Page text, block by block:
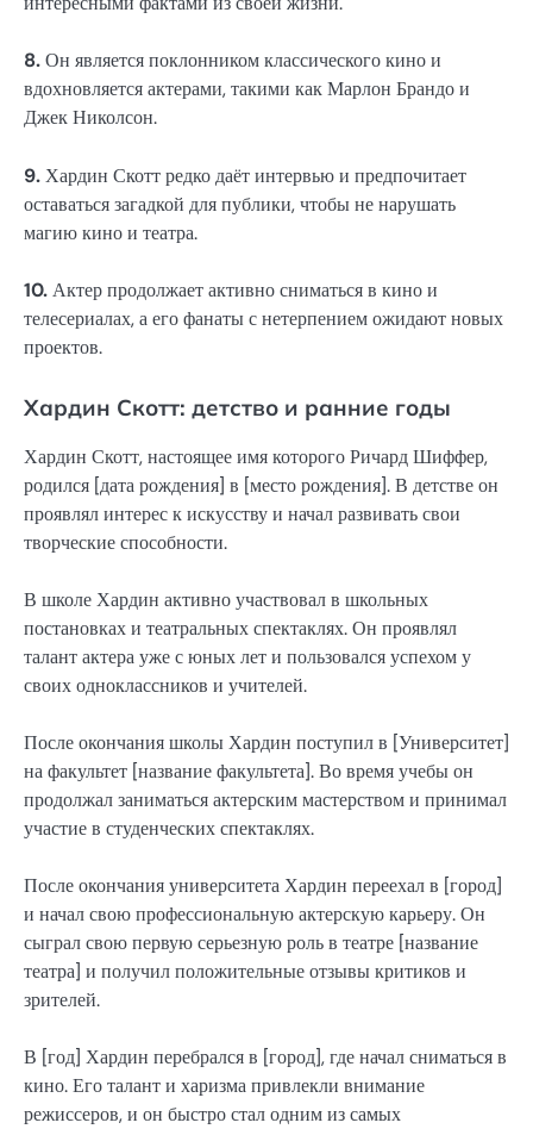
8.Он является поклонником классического кино и
вдохновляется актерами, такими как Марлон Брандо и
Джек Николсон.
9.Хардин Скотт редко даёт интервью и предпочитает
оставаться загадкой для публики, чтобы не нарушать
магию кино и театра.
10.Актер продолжает активно сниматься в кино и
телесериалах, а его фанаты с нетерпением ожидают новых
проектов.
Хардин Скотт: детство и ранние годы
Хардин Скотт, настоящее имя которого Ричард Шиффер,
родился [дата рождения] в [место рождения]. В детстве он
проявлял интерес к искусству и начал развивать свои
творческие способности.
В школе Хардин активно участвовал в школьных
постановках и театральных спектаклях. Он проявлял
талант актера уже с юных лет и пользовался успехом у
своих одноклассников и учителей.
После окончания школы Хардин поступил в [Университет]
на факультет [название факультета]. Во время учебы он
продолжал заниматься актерским мастерством и принимал
участие в студенческих спектаклях.
После окончания университета Хардин переехал в [город]
и начал свою профессиональную актерскую карьеру. Он
сыграл свою первую серьезную роль в театре [название
театра] и получил положительные отзывы критиков и
зрителей.
В [год] Хардин перебрался в [город], где начал сниматься в
кино. Его талант и харизма привлекли внимание
режиссеров, и он быстро стал одним из самых